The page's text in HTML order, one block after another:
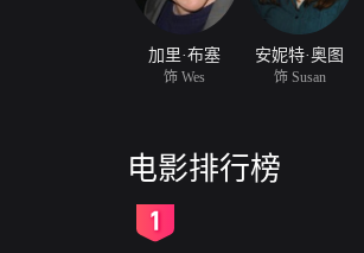
加里·布塞
饰 Wes
安妮特·奥图
饰 Susan
电影排行榜